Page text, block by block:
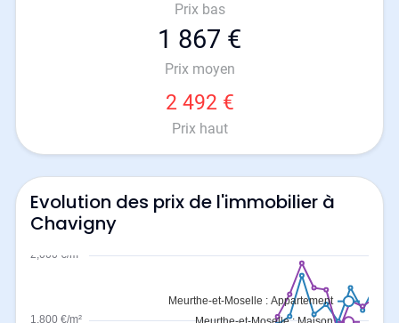
Prix bas
1 867 €
Prix moyen
2 492 €
Prix haut
Evolution des prix de l'immobilier à
Chavigny